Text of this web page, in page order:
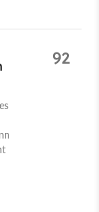
92